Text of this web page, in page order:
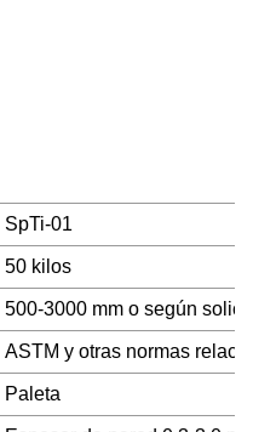
SpTi-01
50 kilos
500-3000 mm o según
ASTM y otras normas
Paleta